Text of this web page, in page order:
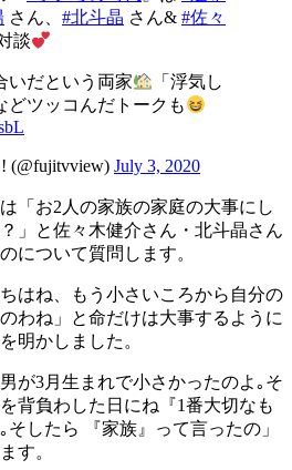
さん、 #北斗晶 さん& #佐々
談
いだという両家
「浮気し
どツッコんだトークも
(@fujitvview) July 3, 2020
「お2人の家族の家庭の大事にし
」と佐々木健介さん・北斗晶さん
について質問します。
はね、もう小さいころから自分の
わね」と命だけは大事するように
明かしました。
が3月生まれで小さかったのよ｡そ
背負わした日にね『1番大切なも
したら 『家族』って言ったの」
す。